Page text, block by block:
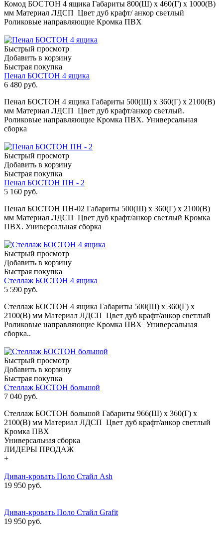
Комод БОСТОН 4 ящика Габариты 800(Ш) х 460(Г) х 1000(В)
мм Материал ЛДСП Цвет дуб крафт/ анкор светлый
Роликовые направляющие Кромка ПВХ
Быстрый просмотр
Добавить в корзину
Быстрая покупка
Пенал БОСТОН 4 ящика
6 480 руб.
Пенал БОСТОН 4 ящика Габариты 500(Ш) х 360(Г) х 2100(В)
мм Материал ЛДСП Цвет дуб крафт/анкор светлый.
Роликовые направляющие Кромка ПВХ. Универсальная
сборка
Быстрый просмотр
Добавить в корзину
Быстрая покупка
Пенал БОСТОН ПН - 2
5 160 руб.
Пенал БОСТОН ПН-02 Габариты 500(Ш) х 360(Г) х 2100(В)
мм Материал ЛДСП Цвет дуб крафт/анкор светлый Кромка
ПВХ. Универсальная сборка
Быстрый просмотр
Добавить в корзину
Быстрая покупка
Стеллаж БОСТОН 4 ящика
5 590 руб.
Стеллаж БОСТОН 4 ящика Габариты 500(Ш) х 360(Г) х
2100(В) мм Материал ЛДСП Цвет дуб крафт/анкор светлый
Роликовые направляющие Кромка ПВХ Универсальная
сборка..
Быстрый просмотр
Добавить в корзину
Быстрая покупка
Стеллаж БОСТОН большой
7 040 руб.
Стеллаж БОСТОН большой Габариты 966(Ш) х 360(Г) х
2100(В) мм Материал ЛДСП Цвет дуб крафт/анкор светлый
Кромка ПВХ
Универсальная сборка
ЛИДЕРЫ ПРОДАЖ
+
Диван-кровать Поло Стайл Ash
19 950 руб.
Диван-кровать Поло Стайл Grafit
19 950 руб.